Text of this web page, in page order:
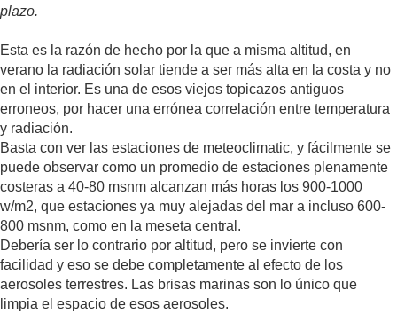
plazo.
Esta es la razón de hecho por la que a misma altitud, en
verano la radiación solar tiende a ser más alta en la costa y no
en el interior. Es una de esos viejos topicazos antiguos
erroneos, por hacer una errónea correlación entre temperatura
y radiación.
Basta con ver las estaciones de meteoclimatic, y fácilmente se
puede observar como un promedio de estaciones plenamente
costeras a 40-80 msnm alcanzan más horas los 900-1000
w/m2, que estaciones ya muy alejadas del mar a incluso 600-
800 msnm, como en la meseta central.
Debería ser lo contrario por altitud, pero se invierte con
facilidad y eso se debe completamente al efecto de los
aerosoles terrestres. Las brisas marinas son lo único que
limpia el espacio de esos aerosoles.